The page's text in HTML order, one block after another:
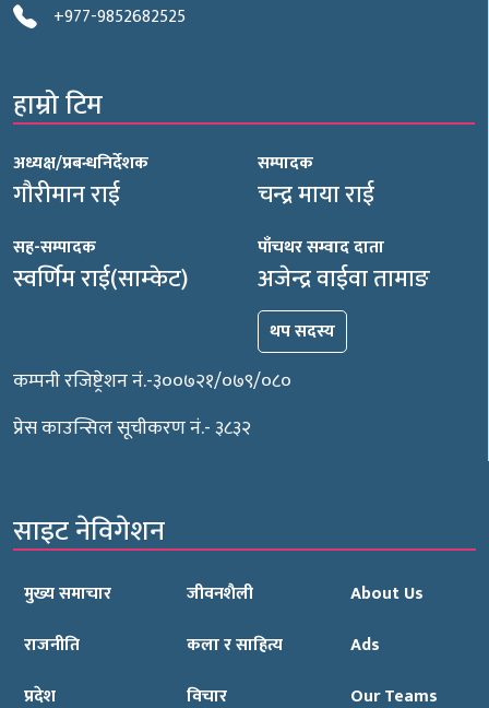
+977-9852682525
हाम्रो टिम
अध्यक्ष/प्रबन्धनिर्देशक
गौरीमान राई
सम्पादक
चन्द्र माया राई
सह-सम्पादक
स्वर्णिम राई(साम्केट)
पाँचथर सम्वाद दाता
अजेन्द्र वाईवा तामाङ
थप सदस्य
कम्पनी रजिष्ट्रेशन नं.-३००७२१/०७९/०८०
प्रेस काउन्सिल सूचीकरण नं.- ३८३२
साइट नेविगेशन
मुख्य समाचार
राजनीति
प्रदेश
जीवनशैली
कला र साहित्य
विचार
About Us
Ads
Our Teams